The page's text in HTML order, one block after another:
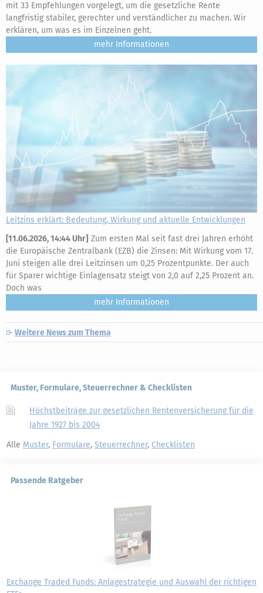
mit 33 Empfehlungen vorgelegt, um die gesetzliche Rente
langfristig stabiler, gerechter und verständlicher zu machen. Wir
erklären, um was es im Einzelnen geht.
mehr
Leitzins erklärt: Bedeutung, Wirkung und aktuelle Entwicklungen
[11.06.2026, 14:44 Uhr] Zum ersten Mal seit fast drei Jahren erhöht
die Europäische Zentralbank (EZB) die Zinsen: Mit Wirkung vom 17.
Juni steigen alle drei Leitzinsen um 0,25 Prozentpunkte. Der auch
für Sparer wichtige Einlagensatz steigt von 2,0 auf 2,25 Prozent an.
Doch was
mehr
Weitere News zum Thema
Muster, Formulare, Steuerrechner & Checklisten
Höchstbeiträge zur gesetzlichen Rentenversicherung für die
Jahre 1927 bis 2004
Alle Muster, Formulare, Steuerrechner, Checklisten
Passende Ratgeber
Exchange Traded Funds: Anlagestrategie und Auswahl der richtigen